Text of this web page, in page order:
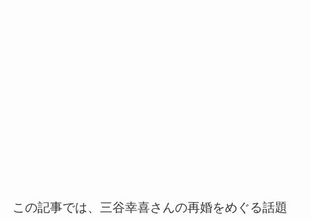
この記事では、三谷幸喜さんの再婚をめぐる話題